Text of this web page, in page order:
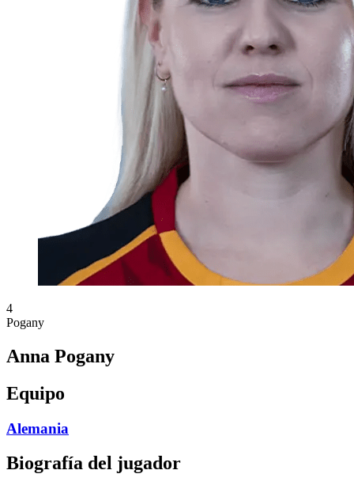
4
Pogany
Anna Pogany
Equipo
Alemania
Biografía del jugador